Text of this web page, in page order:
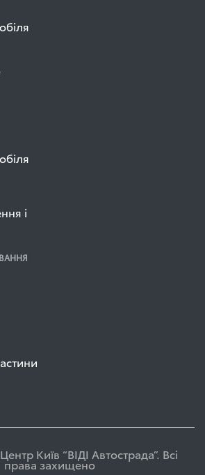
і
Київ “ВІДІ Автострада”. Всі
права захищено